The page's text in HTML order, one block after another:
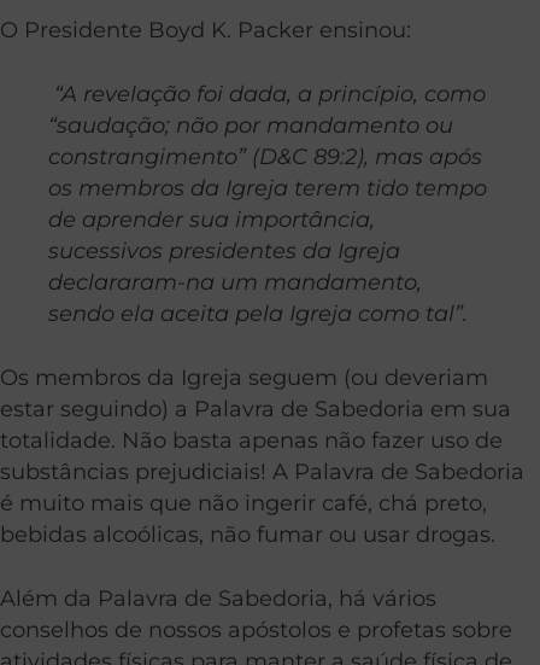
O Presidente Boyd K. Packer ensinou:
“A revelação foi dada, a princípio, como
“saudação; não por mandamento ou
constrangimento” (D&C 89:2), mas após
os membros da Igreja terem tido tempo
de aprender sua importância,
sucessivos presidentes da Igreja
declararam-na um mandamento,
sendo ela aceita pela Igreja como tal”.
Os membros da Igreja seguem (ou deveriam
estar seguindo) a Palavra de Sabedoria em sua
totalidade. Não basta apenas não fazer uso de
substâncias prejudiciais! A Palavra de Sabedoria
é muito mais que não ingerir café, chá preto,
bebidas alcoólicas, não fumar ou usar drogas.
Além da Palavra de Sabedoria, há vários
conselhos de nossos apóstolos e profetas sobre